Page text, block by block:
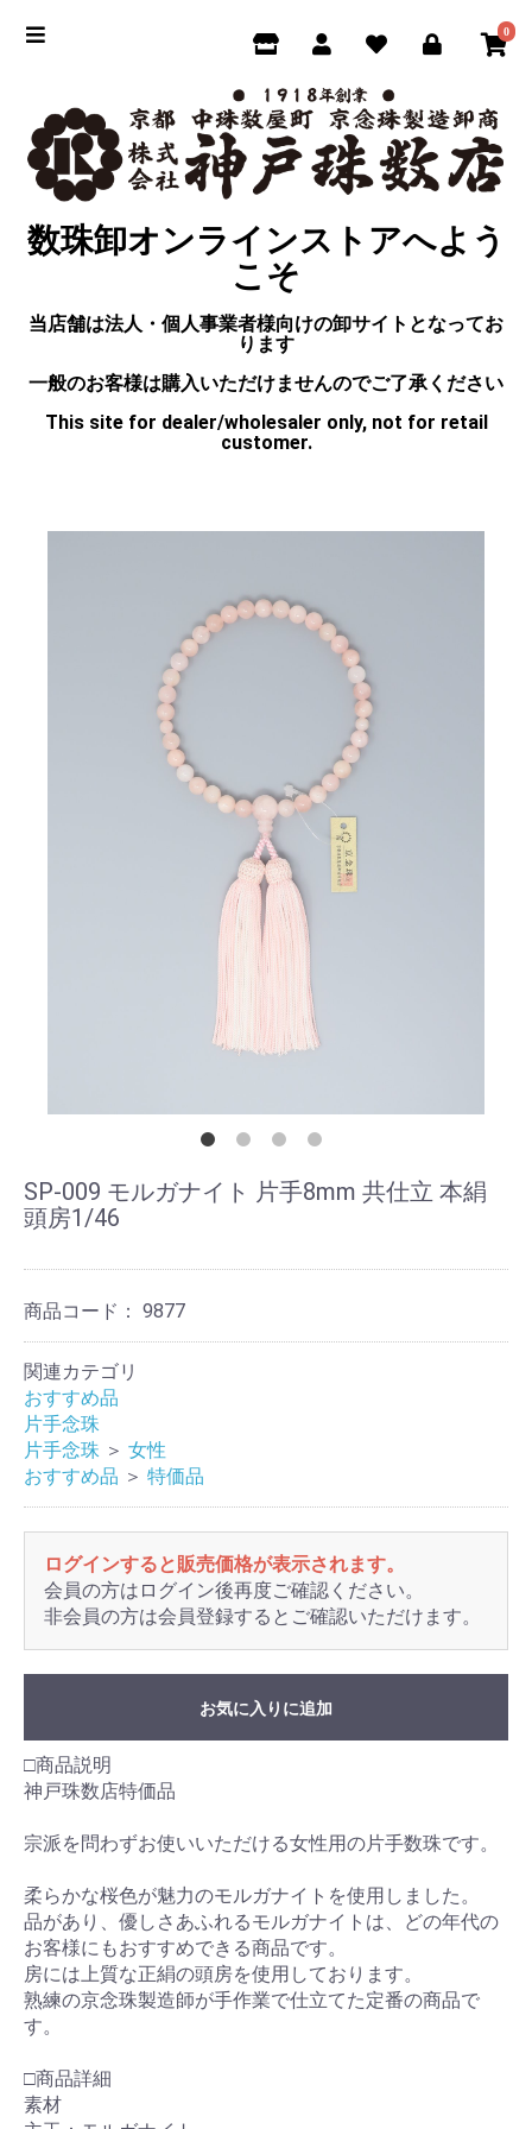
0
数珠卸オンラインストアへよう
こそ
当店舗は法人・個人事業者様向けの卸サイトとなってお
ります
一般のお客様は購入いただけませんのでご了承ください
This site for dealer/wholesaler only, not for retail
customer.
SP-009 モルガナイト 片手8mm 共仕立 本絹
頭房1/46
商品コード： 9877
関連カテゴリ
おすすめ品
片手念珠
片手念珠 ＞ 女性
おすすめ品 ＞ 特価品
ログインすると販売価格が表示されます。
会員の方はログイン後再度ご確認ください。
非会員の方は会員登録するとご確認いただけます。
お気に入りに追加
□商品説明
神戸珠数店特価品
宗派を問わずお使いいただける女性用の片手数珠です。
柔らかな桜色が魅力のモルガナイトを使用しました。
品があり、優しさあふれるモルガナイトは、どの年代の
お客様にもおすすめできる商品です。
房には上質な正絹の頭房を使用しております。
熟練の京念珠製造師が手作業で仕立てた定番の商品で
す。
□商品詳細
素材